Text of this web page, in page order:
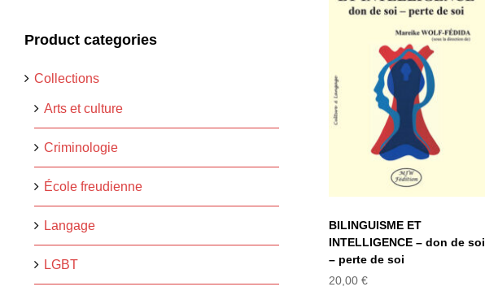
Product categories
Collections
Arts et culture
Criminologie
École freudienne
Langage
LGBT
BILINGUISME ET
INTELLIGENCE –
don de soi – perte
de soi
BILINGUISME ET
INTELLIGENCE – don de soi
– perte de soi
20,00 €